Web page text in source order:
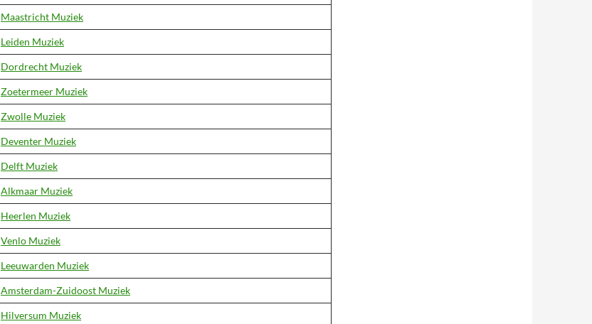
Maastricht Muziek
Leiden Muziek
Dordrecht Muziek
Zoetermeer Muziek
Zwolle Muziek
Deventer Muziek
Delft Muziek
Alkmaar Muziek
Heerlen Muziek
Venlo Muziek
Leeuwarden Muziek
Amsterdam-Zuidoost Muziek
Hilversum Muziek